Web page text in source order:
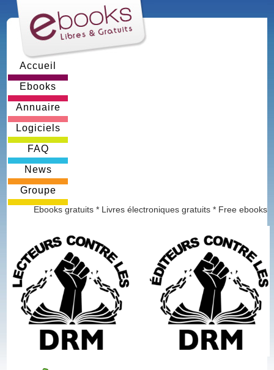
Accueil
Ebooks
Annuaire
Logiciels
FAQ
News
Groupe
Ebooks gratuits * Livres électroniques gratuits * Free ebooks